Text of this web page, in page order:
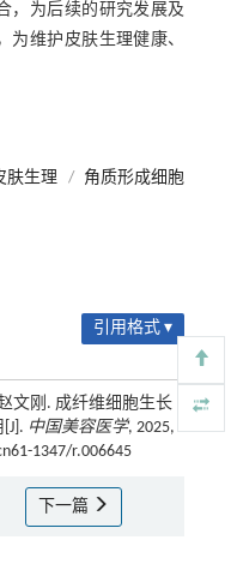
，为后续的研究发展及
为维护皮肤生理健康、
肤生理 /
角质形成细胞
引用格式 ▾
文刚. 成纤维细胞生长
中国美容医学, 2025,
1347/r.006645
下一篇